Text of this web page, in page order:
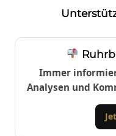
Immer
Analysen und